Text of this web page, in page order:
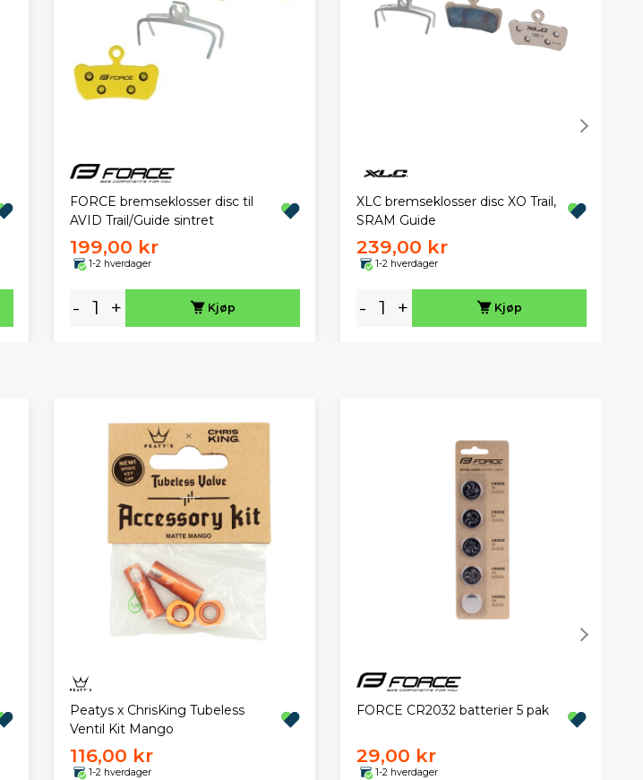
FORCE bremseklosser disc til
AVID Trail/Guide sintret
199,00 kr
1-2 hverdager
- + Kjøp
XLC bremseklosser disc XO Trail,
SRAM Guide
239,00 kr
1-2 hverdager
- + Kjøp
Peatys x ChrisKing Tubeless
Ventil Kit Mango
116,00 kr
1-2 hverdager
FORCE CR2032 batterier 5 pak
29,00 kr
1-2 hverdager